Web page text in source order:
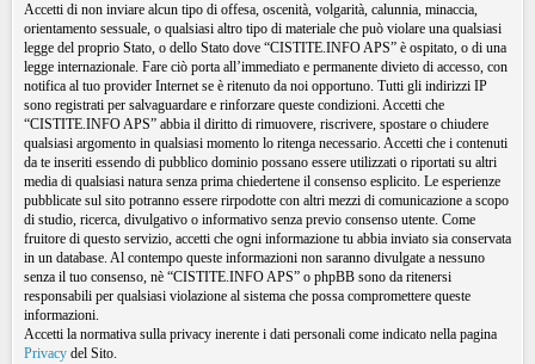
Accetti di non inviare alcun tipo di offesa, oscenità, volgarità, calunnia, minaccia,
orientamento sessuale, o qualsiasi altro tipo di materiale che può violare una qualsiasi
legge del proprio Stato, o dello Stato dove “CISTITE.INFO APS” è ospitato, o di una
legge internazionale. Fare ciò porta all’immediato e permanente divieto di accesso, con
notifica al tuo provider Internet se è ritenuto da noi opportuno. Tutti gli indirizzi IP
sono registrati per salvaguardare e rinforzare queste condizioni. Accetti che
“CISTITE.INFO APS” abbia il diritto di rimuovere, riscrivere, spostare o chiudere
qualsiasi argomento in qualsiasi momento lo ritenga necessario. Accetti che i contenuti
da te inseriti essendo di pubblico dominio possano essere utilizzati o riportati su altri
media di qualsiasi natura senza prima chiedertene il consenso esplicito. Le esperienze
pubblicate sul sito potranno essere rirpodotte con altri mezzi di comunicazione a scopo
di studio, ricerca, divulgativo o informativo senza previo consenso utente. Come
fruitore di questo servizio, accetti che ogni informazione tu abbia inviato sia conservata
in un database. Al contempo queste informazioni non saranno divulgate a nessuno
senza il tuo consenso, nè “CISTITE.INFO APS” o phpBB sono da ritenersi
responsabili per qualsiasi violazione al sistema che possa compromettere queste
informazioni.
Accetti la normativa sulla privacy inerente i dati personali come indicato nella pagina
Privacy del Sito.